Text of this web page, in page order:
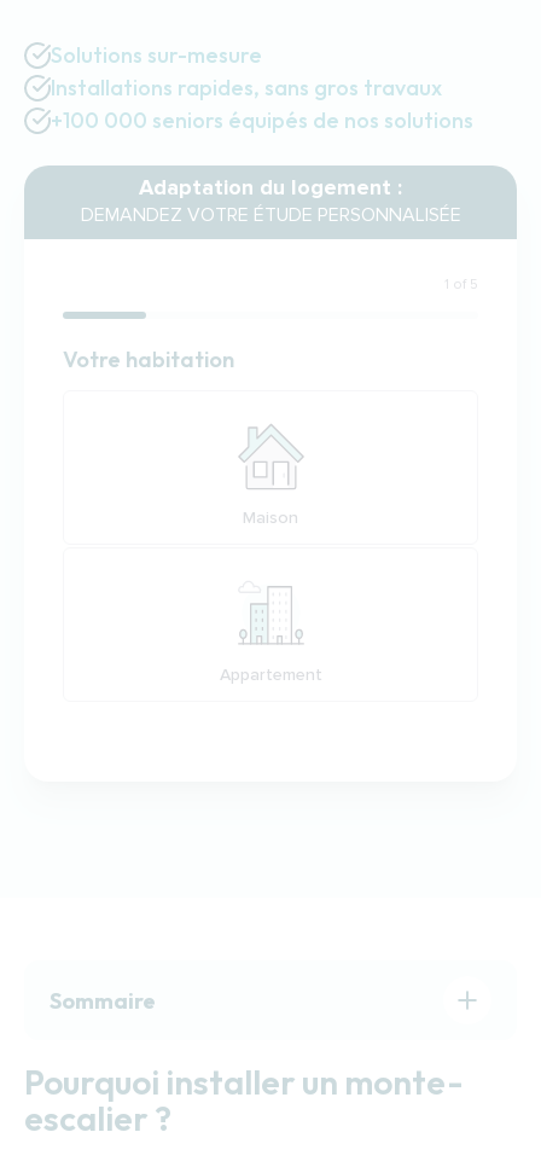
Solutions sur-mesure
Installations rapides, sans gros travaux
+100 000 seniors équipés de nos solutions
Adaptation du logement :
DEMANDEZ VOTRE ÉTUDE PERSONNALISÉE
1 of 5
Habitation
Votre habitation
Maison
Appartement
Sommaire
Comment choisir un monte-escalier ?
Comment fonctionne un monte-escalier ?
Pourquoi installer un monte-
escalier ?